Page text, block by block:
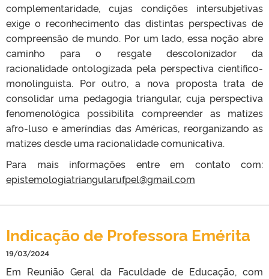
complementaridade, cujas condições intersubjetivas
exige o reconhecimento das distintas perspectivas de
compreensão de mundo. Por um lado, essa noção abre
caminho para o resgate descolonizador da
racionalidade ontologizada pela perspectiva científico-
monolinguista. Por outro, a nova proposta trata de
consolidar uma pedagogia triangular, cuja perspectiva
fenomenológica possibilita compreender as matizes
afro-luso e ameríndias das Américas, reorganizando as
matizes desde uma racionalidade comunicativa.
Para mais informações entre em contato com:
epistemologiatriangularufpel@gmail.com
Indicação de Professora Emérita
19/03/2024
Em Reunião Geral da Faculdade de Educação, com